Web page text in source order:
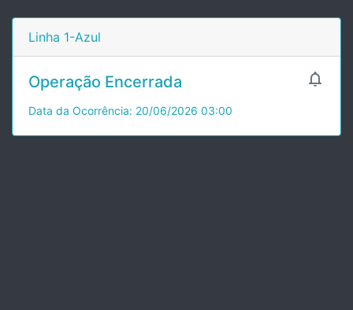
Linha 1-Azul

Operação Encerrada
Data da Ocorrência: 20/06/2026 03:00